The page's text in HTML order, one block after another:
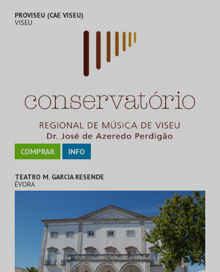
PROVISEU (CAE VISEU)
VISEU
COMPRAR INFO
TEATRO M. GARCIA RESENDE
ÉVORA